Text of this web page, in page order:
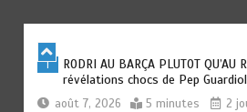
1
RODRI AU BARÇA PLUTOT
révélations chocs de Pep
août 7, 2026 5 minutes 2